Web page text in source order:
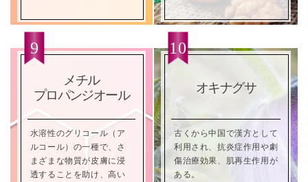
メチル
プロパンジオール
水溶性のグリコール（ア
ルコール）の一種で、さ
まざまな物質が皮膚に浸
透することを助け、高い
オキナグサ
古くから中国で漢方として
利用され、抗炎症作用や劇
傷治療効果、肌再生作用が
ある。